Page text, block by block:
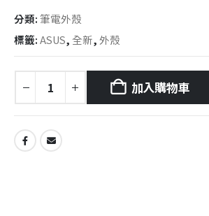
分類:筆電外殼
標籤:ASUS, 全新,外殼
加入購物車